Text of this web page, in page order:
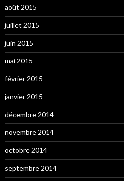
août 2015
juillet 2015
juin 2015
mai 2015
février 2015
janvier 2015
décembre 2014
novembre 2014
octobre 2014
septembre 2014